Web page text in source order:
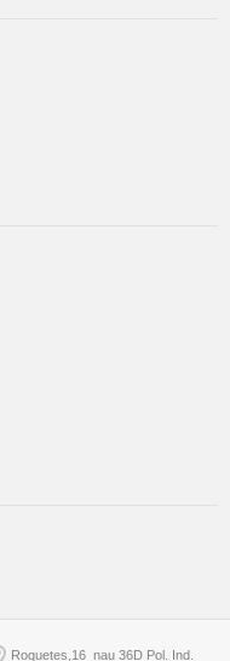
Roquetes,16 nau 36D Pol. Ind.